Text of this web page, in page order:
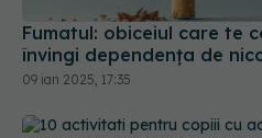
Fumatul: obiceiul care te
învingi dependența de
09 ian 2025, 17:35